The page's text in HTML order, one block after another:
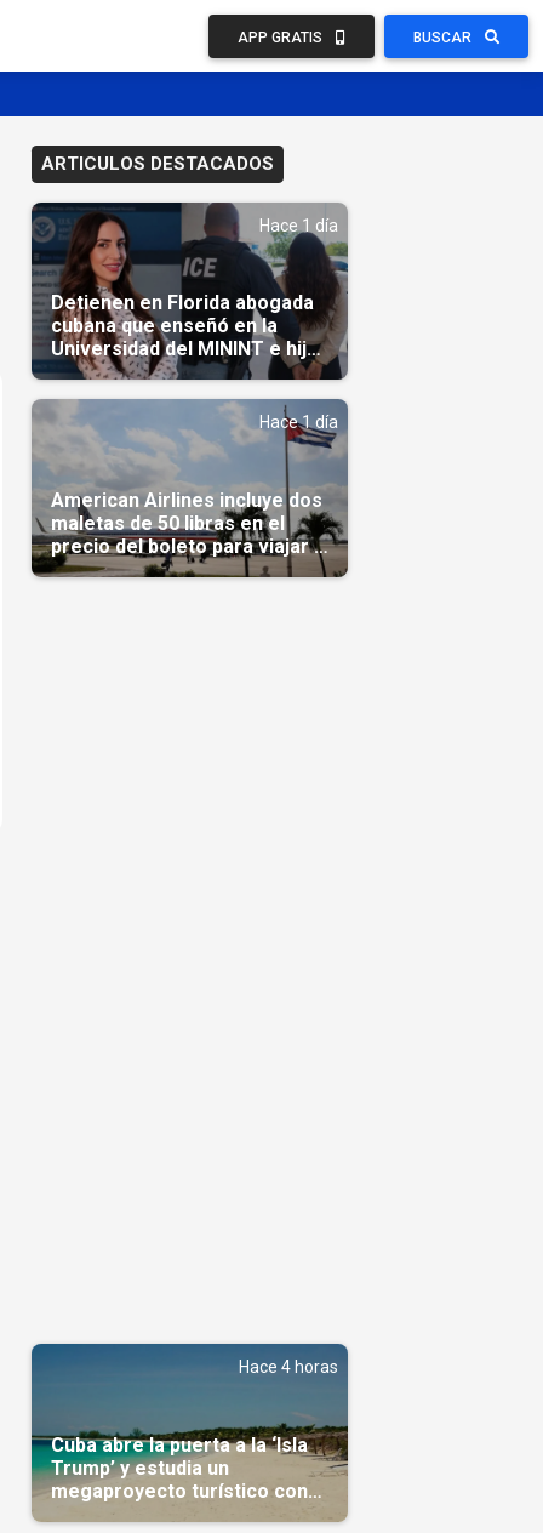
APP GRATIS BUSCAR
ARTICULOS DESTACADOS
Hace 1 día
Detienen en Florida abogada
cubana que enseñó en la
Universidad del MININT e hija
de diplomático cubano
Hace 1 día
American Airlines incluye dos
maletas de 50 libras en el
precio del boleto para viajar a
Cuba en agosto
Hace 4 horas
Cuba abre la puerta a la ‘Isla
Trump’ y estudia un
megaproyecto turístico con
capital árabe